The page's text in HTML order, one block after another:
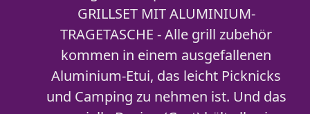
GRILLSET MIT ALUMINIUM-
TRAGETASCHE - Alle grill zubehör
kommen in einem ausgefallenen
Aluminium-Etui, das leicht Picknicks
und Camping zu nehmen ist. Und das